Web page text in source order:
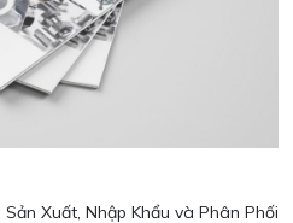
Xuất, Nhập Khẩu và Phân Phối